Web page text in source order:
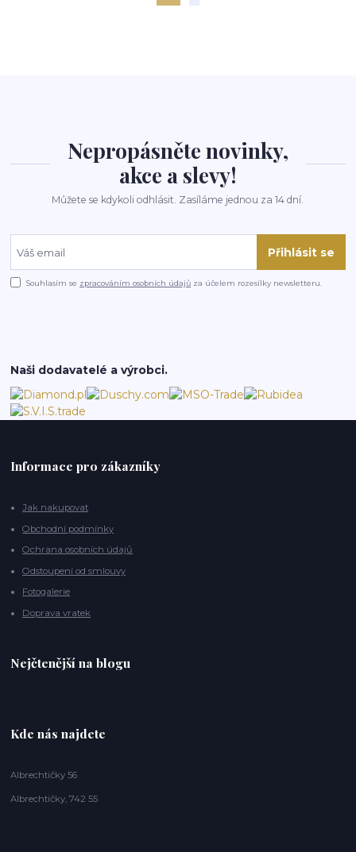
Nepropásněte novinky,
akce a slevy!
Můžete se kdykoli odhlásit. Zasíláme jednou za 14 dní.
Přihlásit se
Souhlasím se zpracováním osobních údajů za účelem rozesílky newsletteru.
Naši dodavatelé a výrobci.
Informace pro zákazníky
Jak nakupovat
Obchodní podmínky
Ochrana osobních údajů
Odstoupení od smlouvy
Fotogalerie
Doprava vratek
Nejčtenější na blogu
Kde nás najdete
Albrechtičky 56
Albrechtičky, 742 55